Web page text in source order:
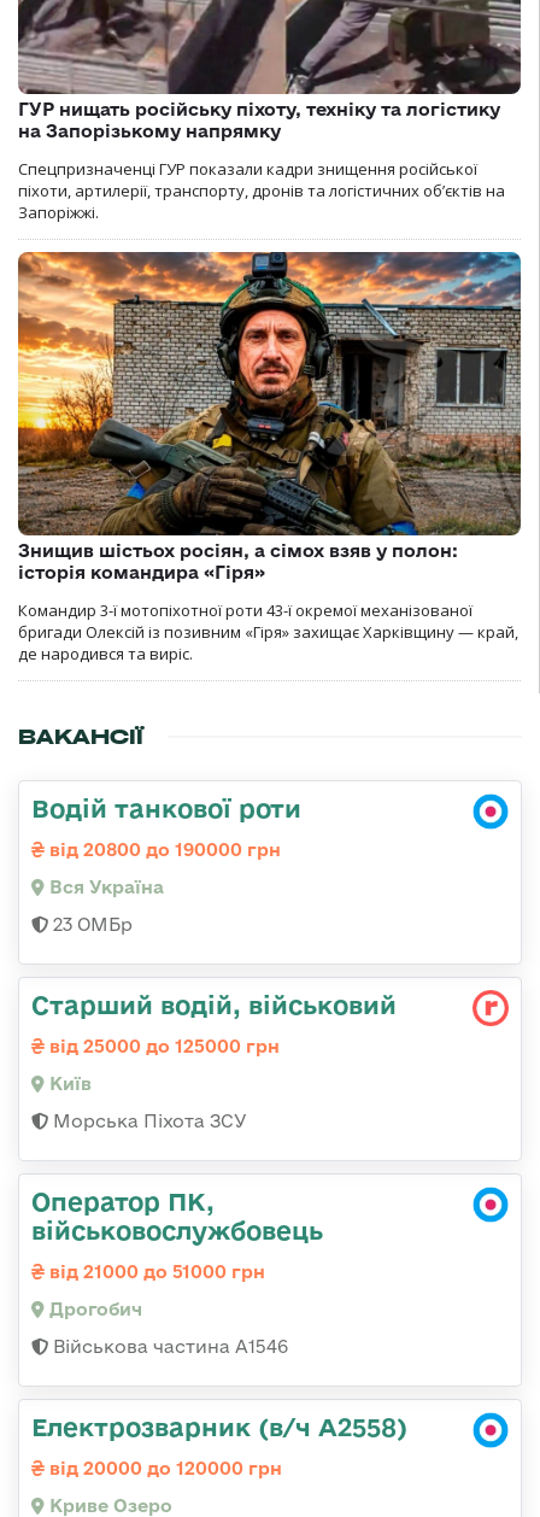
ГУР нищать російську піхоту, техніку та логістику
на Запорізькому напрямку
Спецпризначенці ГУР показали кадри знищення російської
піхоти, артилерії, транспорту, дронів та логістичних об’єктів на
Запоріжжі.
Знищив шістьох росіян, а сімох взяв у полон:
історія командира «Гіря»
Командир 3-ї мотопіхотної роти 43-ї окремої механізованої
бригади Олексій із позивним «Гіря» захищає Харківщину — край,
де народився та виріс.
ВАКАНСІЇ
Водій танкової роти
від 20800 до 190000 грн
Вся Україна
23 ОМБр
Стаpший водій, військовий
від 25000 до 125000 грн
Київ
Морська Піхота ЗСУ
Оператор ПК,
військовослужбовець
від 21000 до 51000 грн
Дрогобич
Військова частина А1546
Електрозварник (в/ч А2558)
від 20000 до 120000 грн
Криве Озеро